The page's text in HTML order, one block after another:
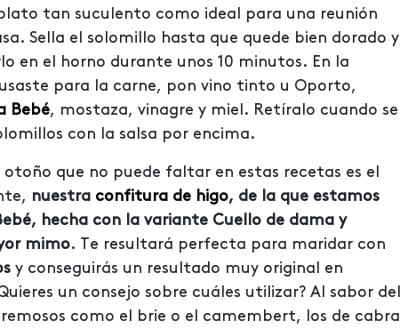
tan suculento como ideal para una reunión
Sella el solomillo hasta que quede bien dorado y
en el horno durante unos 10 minutos. En la
para la carne, pon vino tinto u Oporto,
Bebé, mostaza, vinagre y miel. Retíralo cuando se
con la salsa por encima.
que no puede faltar en estas recetas es el
nuestra confitura de higo, de la que estamos
hecha con la variante Cuello de dama y
mimo. Te resultará perfecta para maridar con
y conseguirás un resultado muy original en
un consejo sobre cuáles utilizar? Al sabor del
como el brie o el camembert, los de cabra